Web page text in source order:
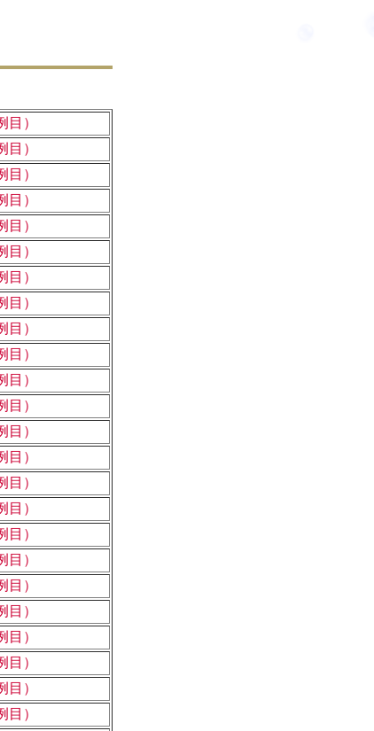
）
）
）
）
）
）
）
）
）
）
）
）
）
）
）
）
）
）
）
）
）
）
）
）